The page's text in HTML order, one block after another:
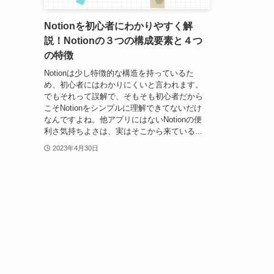
Notionを初心者にわかりやすく解
説！Notionの３つの構成要素と４つ
の特徴
Notionは少し特徴的な構造を持っているた
め、初心者にはわかりにくいと言われます。
でもそれって誤解で、そもそも初心者だから
こそNotionをシンプルに理解できてないだけ
なんですよね。他アプリにはないNotionの便
利さ気持ちよさは、実はそこから来ている...
2023年4月30日